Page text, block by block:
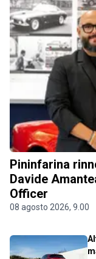
Pininfarina
Davide
Officer
08 agosto 2026, 9.00